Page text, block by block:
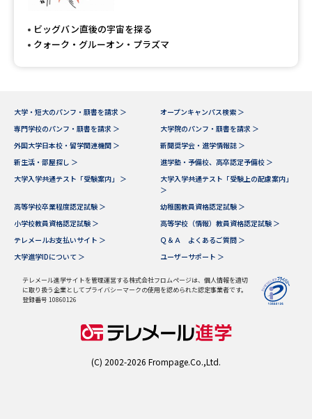
ビッグバン直後の宇宙を探る
クォーク・グルーオン・プラズマ
大学・短大のパンフ・願書を請求 ＞
オープンキャンパス検索 ＞
専門学校のパンフ・願書を請求 ＞
大学院のパンフ・願書を請求 ＞
外国大学日本校・留学関連機関 ＞
新聞奨学会・進学情報誌 ＞
新生活・部屋探し ＞
進学塾・予備校、高卒認定予備校 ＞
大学入学共通テスト「受験案内」 ＞
大学入学共通テスト「受験上の配慮案内」
＞
高等学校卒業程度認定試験 ＞
幼稚園教員資格認定試験 ＞
小学校教員資格認定試験 ＞
高等学校（情報）教員資格認定試験 ＞
テレメールお支払いサイト ＞
Ｑ＆Ａ よくあるご質問 ＞
大学進学IDについて ＞
ユーザーサポート ＞
テレメール進学サイトを管理運営する株式会社フロムページは、個人情報を適切
に取り扱う企業としてプライバシーマークの使用を認められた認定事業者です。
登録番号 10860126
(C) 2002-2026 Frompage.Co.,Ltd.